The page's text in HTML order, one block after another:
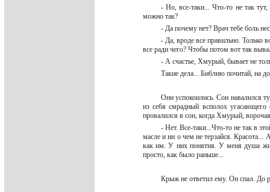
- Но, все-таки... Что-то не так
можно так?
- Да почему нет? Врач тебе боль
- Да, вроде все правильно. Только
все ради чего? Чтобы потом вот так
- А счастье, Хмурый, бывает не
Такие дела... Библию почитай, на
Они успокоились. Сон навалился
из себя смрадный всполох
провалился в сон, когда Хмурый,
- Нет. Все-таки...Что-то не так в
масле и ни о чем не терзайся.
как им. У них понятия. У меня душа
просто, как было раньше...
Крыж не ответил ему. Он спал. До